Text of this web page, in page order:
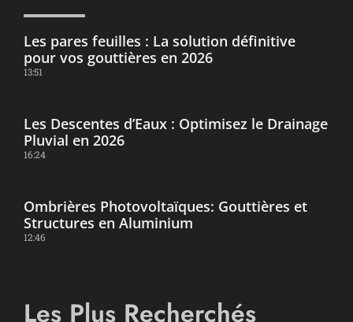
Les pares feuilles : La solution définitive
pour vos gouttières en 2026
13:51
Les Descentes d’Eaux : Optimisez le Drainage
Pluvial en 2026
16:24
Ombrières Photovoltaïques: Gouttières et
Structures en Aluminium
12:46
Les Plus Recherchés